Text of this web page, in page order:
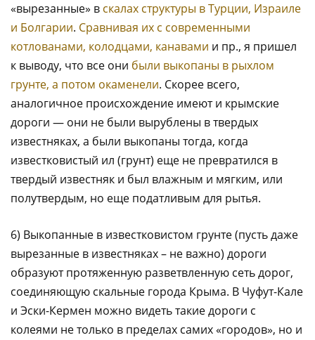
«вырезанные» в скалах структуры в Турции, Израиле
и Болгарии. Сравнивая их с современными
котлованами, колодцами, канавами и пр., я пришел
к выводу, что все они были выкопаны в рыхлом
грунте, а потом окаменели. Скорее всего,
аналогичное происхождение имеют и крымские
дороги — они не были вырублены в твердых
известняках, а были выкопаны тогда, когда
известковистый ил (грунт) еще не превратился в
твердый известняк и был влажным и мягким, или
полутвердым, но еще податливым для рытья.
6) Выкопанные в известковистом грунте (пусть даже
вырезанные в известняках – не важно) дороги
образуют протяженную разветвленную сеть дорог,
соединяющую скальные города Крыма. В Чуфут-Кале
и Эски-Кермен можно видеть такие дороги с
колеями не только в пределах самих «городов», но и